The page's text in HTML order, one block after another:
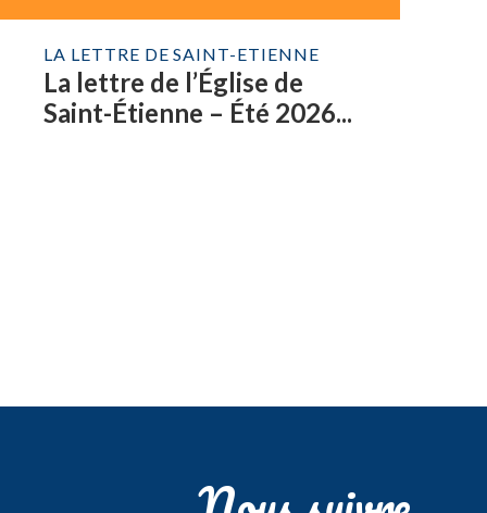
LA LETTRE DE SAINT-ETIENNE
La lettre de l’Église de
Saint-Étienne – Été 2026...